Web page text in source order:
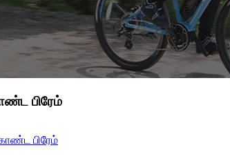
பிரேம்
பிரேம்